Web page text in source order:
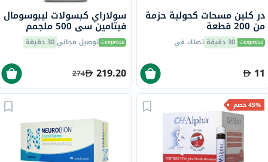
در كلين مسحات كحولية حزمة
من 200 قطعة
30 دقيقة تصلك في
11
سولاراي كبسولات ليبوسومال
فيتامين سي 500 ملجمم
نباتية لتعزيز صحة الجهاز
المناعي حزمة من 100 توصيل مجاني30 دقيقة
219.20
274
45% خصم